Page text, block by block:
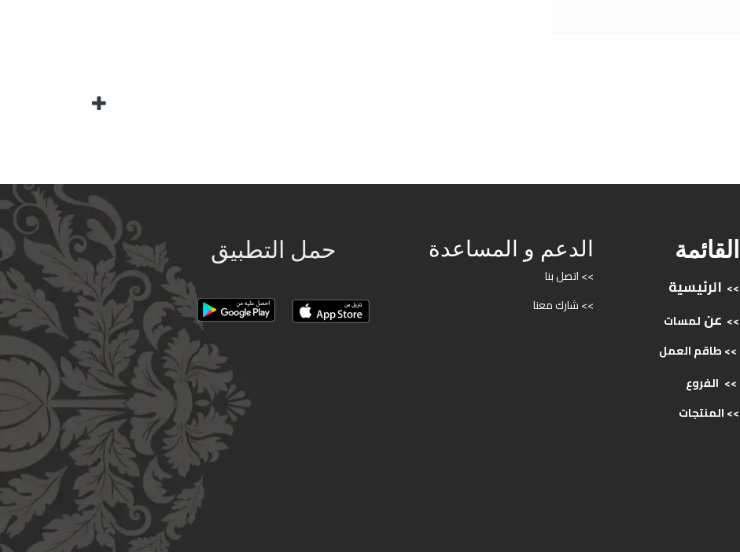
الدعم و المساعدة
>> اتصل بنا
>> شارك معنا
القائمة
>> الرئيسية
>> عن لمسات
>> طاقمالعمل
>> الفروع
>>المنتجات
حمل التطبيق